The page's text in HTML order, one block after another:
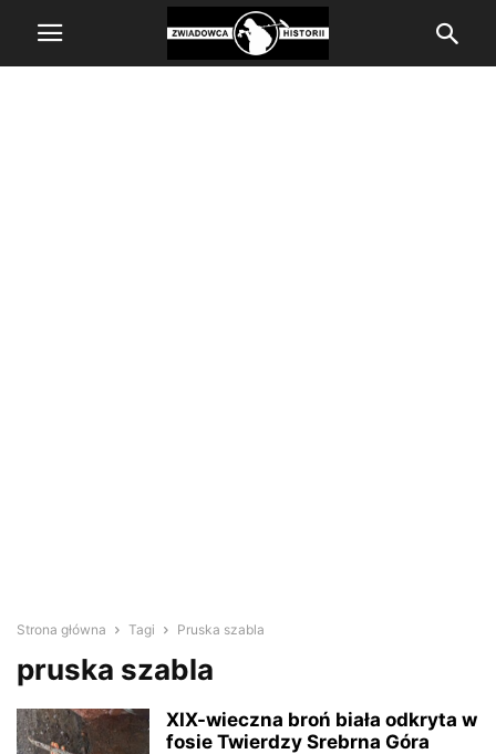
Strona główna Tagi Pruska szabla
pruska szabla
XIX-wieczna broń biała odkryta w
fosie Twierdzy Srebrna Góra